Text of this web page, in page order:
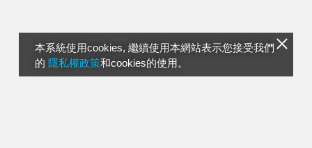
本系統使用cookies, 繼續使用本網站表示您接受我們
的 隱私權政策和cookies的使用。